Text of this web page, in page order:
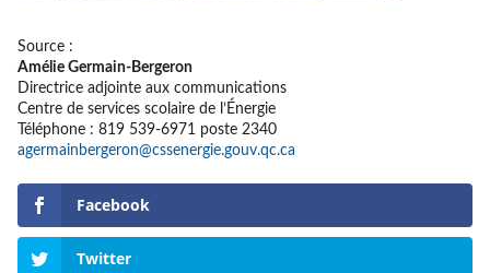
Source :
Amélie Germain-Bergeron
Directrice adjointe aux communications
Centre de services scolaire de l’Énergie
Téléphone : 819 539-6971 poste 2340
agermainbergeron@cssenergie.gouv.qc.ca
Facebook
Twitter